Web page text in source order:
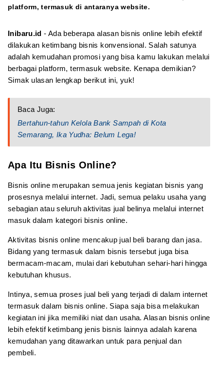
platform, termasuk di antaranya website.
Inibaru.id- Ada beberapa alasan bisnis online lebih efektif
dilakukan ketimbang bisnis konvensional. Salah satunya
adalah kemudahan promosi yang bisa kamu lakukan melalui
berbagai platform, termasuk website. Kenapa demikian?
Simak ulasan lengkap berikut ini, yuk!
Baca Juga:
Bertahun-tahun Kelola Bank Sampah di Kota
Semarang, Ika Yudha: Belum Lega!
Apa Itu Bisnis Online?
Bisnis online merupakan semua jenis kegiatan bisnis yang
prosesnya melalui internet. Jadi, semua pelaku usaha yang
sebagian atau seluruh aktivitas jual belinya melalui internet
masuk dalam kategori bisnis online.
Aktivitas bisnis online mencakup jual beli barang dan jasa.
Bidang yang termasuk dalam bisnis tersebut juga bisa
bermacam-macam, mulai dari kebutuhan sehari-hari hingga
kebutuhan khusus.
Intinya, semua proses jual beli yang terjadi di dalam internet
termasuk dalam bisnis online. Siapa saja bisa melakukan
kegiatan ini jika memiliki niat dan usaha. Alasan bisnis online
lebih efektif ketimbang jenis bisnis lainnya adalah karena
kemudahan yang ditawarkan untuk para penjual dan
pembeli.